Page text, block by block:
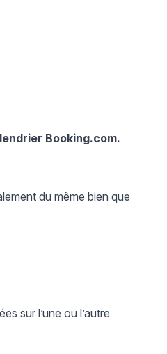
Booking.com.
du même bien que
sur l’une ou l’autre